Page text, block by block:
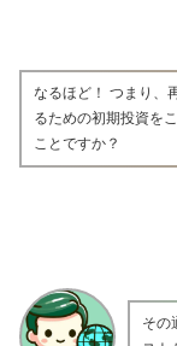
なるほど！ つまり、
るための初期投資を
ことですか？
その